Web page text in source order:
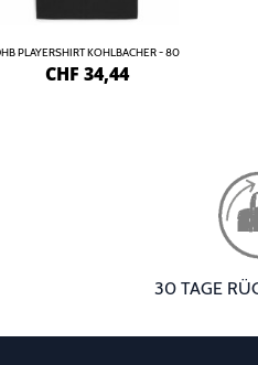
PLAYERSHIRT KOHLBACHER - 80
CHF 34,44
30 TAGE